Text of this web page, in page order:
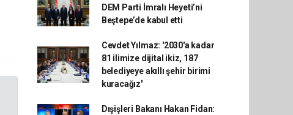
DEM Parti İmralı Heyeti’ni
Beştepe’de kabul etti
Cevdet Yılmaz: '2030'a kadar
81 ilimize dijital ikiz, 187
belediyeye akıllı şehir birimi
kuracağız'
Dışişleri Bakanı Hakan Fidan: